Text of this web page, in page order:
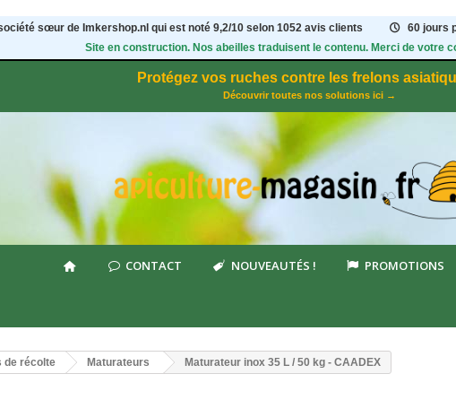
sœur de Imkershop.nl qui est noté 9,2/10 selon 1052avis clients 60 jours
Site en construction. Nos abeilles traduisent le contenu. Merci de votre
Protégez vos ruches contre les frelons
Découvrir toutes nos solutions ici →
CONTACT NOUVEAUTÉS ! PROMOTIONS
de récolte Maturateurs Maturateur inox 35 L / 50 kg - CAADEX